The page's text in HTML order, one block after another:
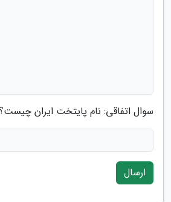
سوال اتفاقی: نام پایتخت ایران
ارسال